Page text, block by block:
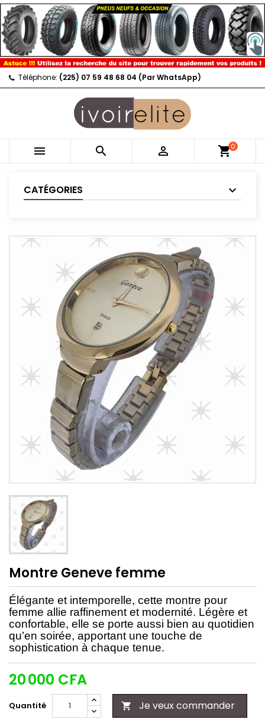
Téléphone: (225) 07 59 48 68 04 (Par WhatsApp)
   shopping_cart0
CATÉGORIES
Montre Geneve femme
Élégante et intemporelle, cette montre pour
femme allie raffinement et modernité. Légère et
confortable, elle se porte aussi bien au quotidien
qu’en soirée, apportant une touche de
sophistication à chaque tenue.
20 000 CFA
Quantité  Je veux commander